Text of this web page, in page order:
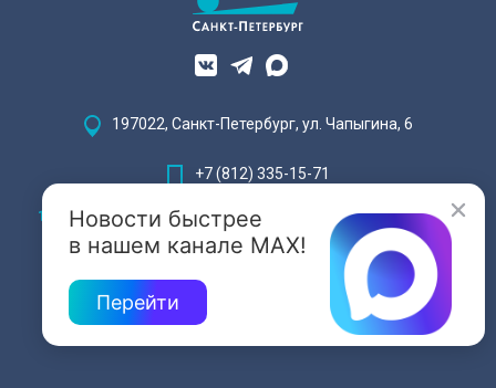
Новости быстрее
в нашем канале MAX!
Перейти
197022, Санкт-Петербург, ул. Чапыгина, 6
+7 (812) 335-15-71
Внимание! Отдельные видеоматериалы, размещенные на настоящем
сайте, могут содержать информацию, предназначенную для лиц,
достигших 18 лет.